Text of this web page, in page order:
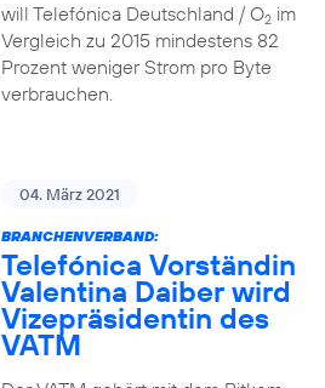
will Telefónica Deutschland / O2im
Vergleich zu 2015 mindestens 82
Prozent weniger Strom pro Byte
verbrauchen.
04. März 2021
BRANCHENVERBAND:
Telefónica Vorständin
Valentina Daiber wird
Vizepräsidentin des
VATM